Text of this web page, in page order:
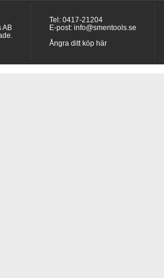
AB
Tel: 0417-21204
E-post: info@smentools.se
Ångra ditt köp här